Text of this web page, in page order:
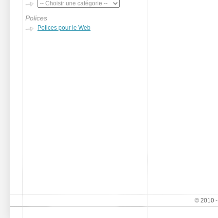
Polices
Polices pour le Web
© 2010